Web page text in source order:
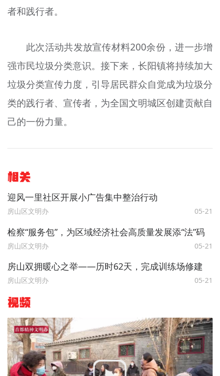
者和践行者。
此次活动共发放宣传材料200余份，进一步增
强市民垃圾分类意识。接下来，长阳镇将持续加大
垃圾分类宣传力度，引导居民群众自觉成为垃圾分
类的践行者、宣传者，为全国文明城区创建贡献自
己的一份力量。
相关
迎风一里社区开展小广告集中整治行动
房山区文明办 05-21
检察“服务包”，为区域经济社会高质量发展添“法”码
房山区文明办 05-21
房山双拥暖心之举——历时62天，完成训练场修建
房山区文明办 05-21
视频